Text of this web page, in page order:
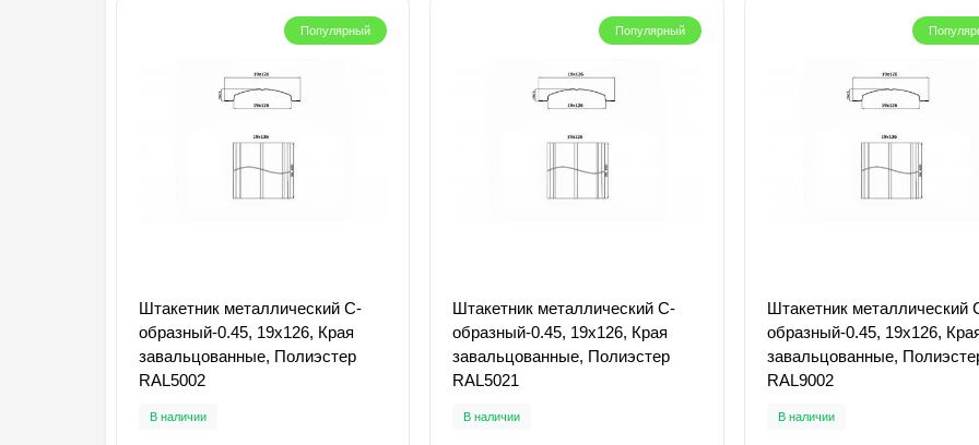
Популярный
Штакетник металлический С-
образный-0.45, 19х126, Края
завальцованные, Полиэстер
RAL5002
В наличии
Популярный
Штакетник металлический С-
образный-0.45, 19х126, Края
завальцованные, Полиэстер
RAL5021
В наличии
Штакетник металлический
образный-0.45, 19х126,
завальцованные,
RAL9002
В наличии